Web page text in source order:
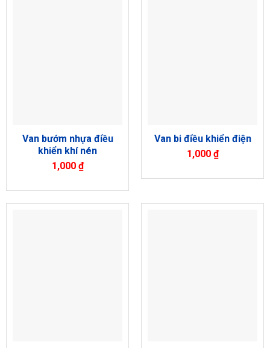
Van bướm nhựa điều
khiển khí nén
1,000 ₫
Van bi điều khiển điện
1,000 ₫